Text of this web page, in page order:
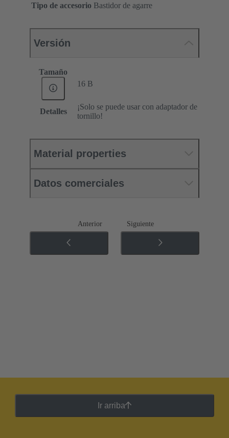
Tipo de accesorio Bastidor de agarre
Versión
Tamaño
16 B
Detalles
¡Solo se puede usar con adaptador de
tornillo!
Material properties
Datos comerciales
Anterior Siguiente
Ir arriba